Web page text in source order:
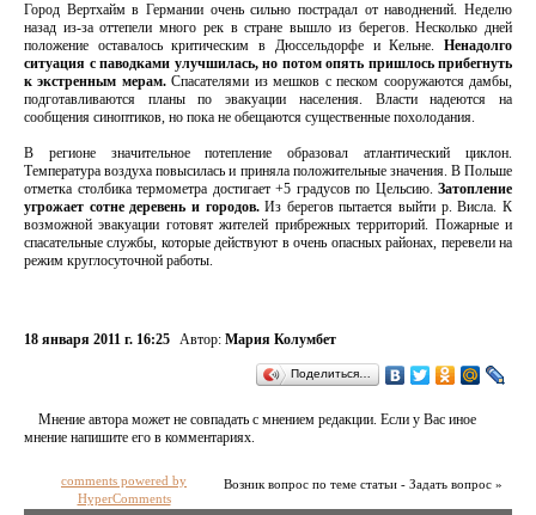
Город Вертхайм в Германии очень сильно пострадал от наводнений. Неделю
назад из-за оттепели много рек в стране вышло из берегов. Несколько дней
положение оставалось критическим в Дюссельдорфе и Кельне. Ненадолго
ситуация с паводками улучшилась, но потом опять пришлось прибегнуть
к экстренным мерам.Спасателями из мешков с песком сооружаются дамбы,
подготавливаются планы по эвакуации населения. Власти надеются на
сообщения синоптиков, но пока не обещаются существенные похолодания.
В регионе значительное потепление образовал атлантический циклон.
Температура воздуха повысилась и приняла положительные значения. В Польше
отметка столбика термометра достигает +5 градусов по Цельсию. Затопление
угрожает сотне деревень и городов.Из берегов пытается выйти р. Висла. К
возможной эвакуации готовят жителей прибрежных территорий. Пожарные и
спасательные службы, которые действуют в очень опасных районах, перевели на
режим круглосуточной работы.
18 января 2011 г. 16:25 Автор: Мария Колумбет
Поделиться…
Мнение автора может не совпадать с мнением редакции. Если у Вас иное
мнение напишите его в комментариях.
Возник вопрос по теме статьи - Задать вопрос »
comments powered by
HyperComments